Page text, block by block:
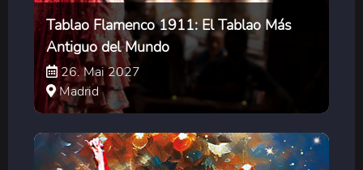
Tablao Flamenco 1911: El Tablao Más
Antiguo del Mundo
26. Mai 2027
Madrid